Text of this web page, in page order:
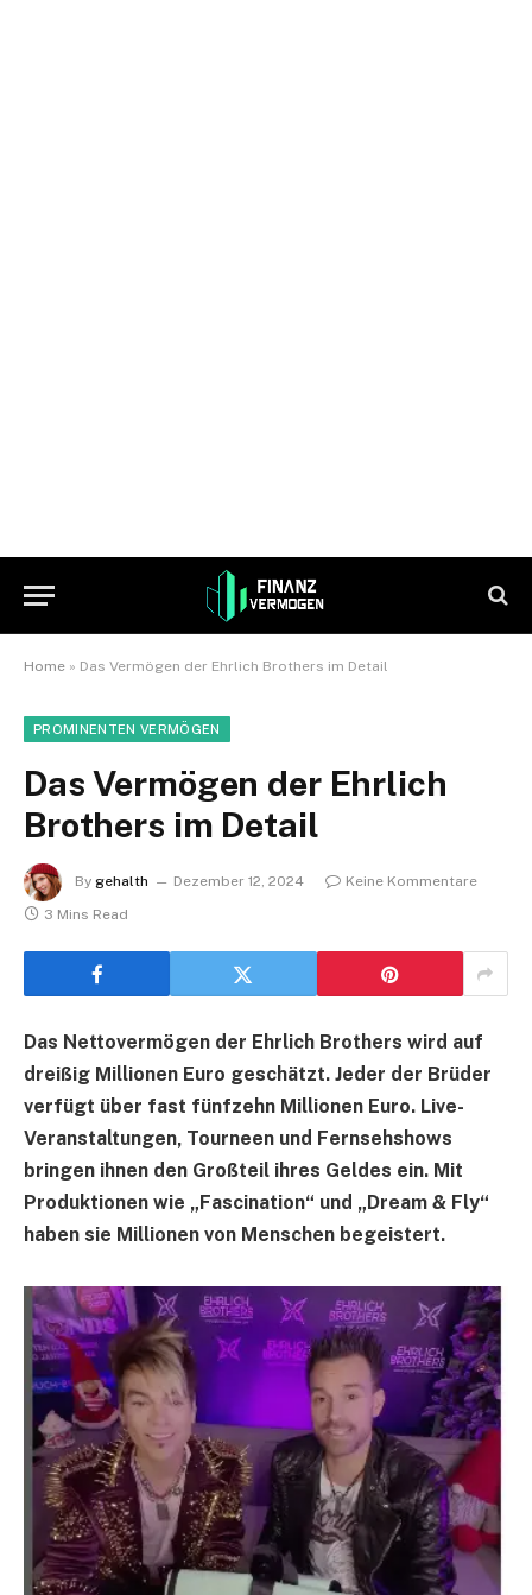
Home » Das Vermögen der Ehrlich Brothers im Detail
PROMINENTEN VERMÖGEN
Das Vermögen der Ehrlich
Brothers im Detail
By gehalth Dezember 12, 2024
Keine Kommentare
3 Mins Read
Das Nettovermögen der Ehrlich Brothers wird auf
dreißig Millionen Euro geschätzt. Jeder der Brüder
verfügt über fast fünfzehn Millionen Euro. Live-
Veranstaltungen, Tourneen und Fernsehshows
bringen ihnen den Großteil ihres Geldes ein. Mit
Produktionen wie „Fascination“ und „Dream & Fly“
haben sie Millionen von Menschen begeistert.